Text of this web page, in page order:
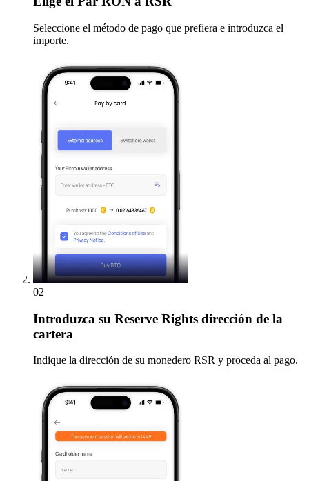
Seleccione el método de pago que prefiera e introduzca el
importe.
02
Introduzca su Reserve Rights dirección de la
cartera
Indique la dirección de su monedero RSR y proceda al pago.